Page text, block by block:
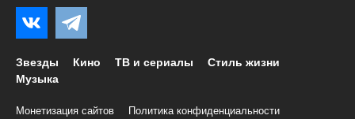
Звезды Кино ТВ и сериалы
Стиль жизни
Музыка
Монетизация сайтов
Политика конфиденциальности